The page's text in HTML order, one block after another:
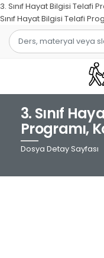
3. Sınıf Hayat Bilgisi Telafi
Sınıf Hayat Bilgisi Telafi
1.SINIF
2.SINIF
3. Sınıf
Programı,
Dosya Detay Sayfası